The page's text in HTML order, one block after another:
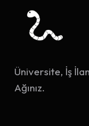
Üniversite, İş
Ağınız.